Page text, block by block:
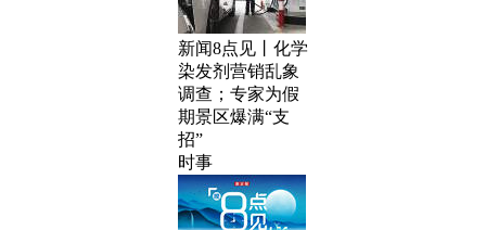
新闻8点见丨化学
染发剂营销乱象
调查；专家为假
期景区爆满“支
招”
时事